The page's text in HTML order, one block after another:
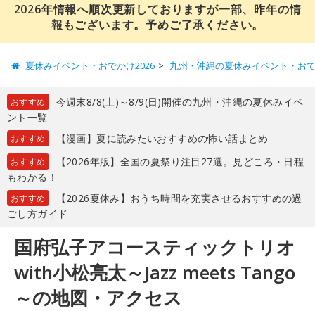
2026年情報へ順次更新しておりますが一部、昨年の情
報もございます。予めご了承ください。
夏休みイベント・おでかけ2026 九州・沖縄の夏休みイベント・お
おすすめ
今週末8/8(土)～8/9(日)開催の九州・沖縄の夏休みイベ
ント一覧
おすすめ 【漫画】夏に読みたいおすすめの怖い話まとめ
おすすめ
【2026年版】全国の夏祭り注目27選。見どころ・日程
もわかる！
おすすめ
【2026夏休み】おうち時間を充実させるおすすめの過
ごし方ガイド
国府弘子アコースティックトリオ
with小松亮太～Jazz meets Tango
～の地図・アクセス